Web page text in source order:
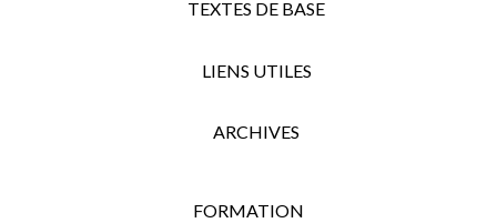
TEXTES DE BASE
LIENS UTILES
ARCHIVES
FORMATION